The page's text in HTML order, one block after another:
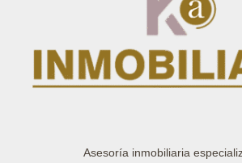
Asesoría inmobiliaria